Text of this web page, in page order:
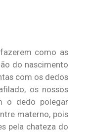
como as
do nascimento
com os dedos
os nossos
o dedo polegar
materno, pois
pela chateza do